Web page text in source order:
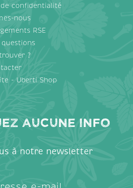
confidentialité
nous
RSE
questions
?
- Uberti Shop
aucune info
à notre newsletter